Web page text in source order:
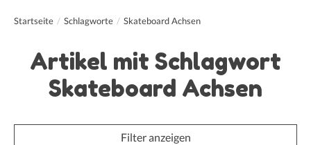
Startseite / Schlagworte / Skateboard Achsen
Artikel mit Schlagwort
Skateboard Achsen
Filter anzeigen